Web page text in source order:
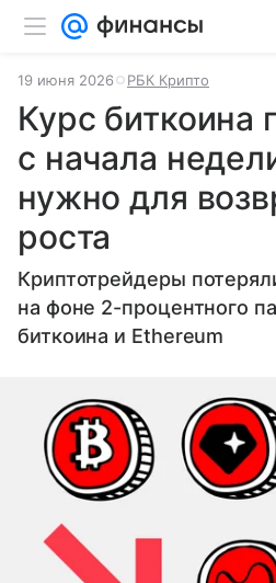
19 июня 2026 РБК Крипто
Курс биткоина
с начала
нужно для
роста
Криптотрейдеры
на фоне 2-процентного
биткоина и Ethereum